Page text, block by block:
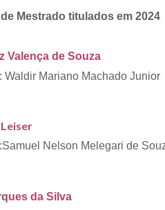
Mestrado titulados em 2024
Valença de Souza
Waldir Mariano Machado Junior
Nelson Melegari de
da Silva